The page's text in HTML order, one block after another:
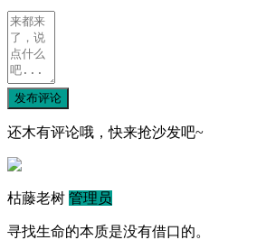
发布评论
还木有评论哦，快来抢沙发吧~
枯藤老树 管理员
寻找生命的本质是没有借口的。